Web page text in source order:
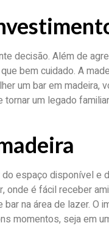
decisão. Além de
bem cuidado. A
um bar em madeira,
um legado
espaço disponível e
é fácil receber
na área de lazer. O
momentos, seja em